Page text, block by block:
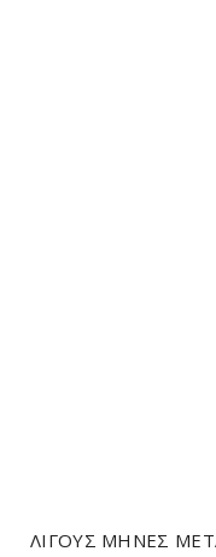
ΛΙΓΟΥΣ ΜΗΝΕΣ